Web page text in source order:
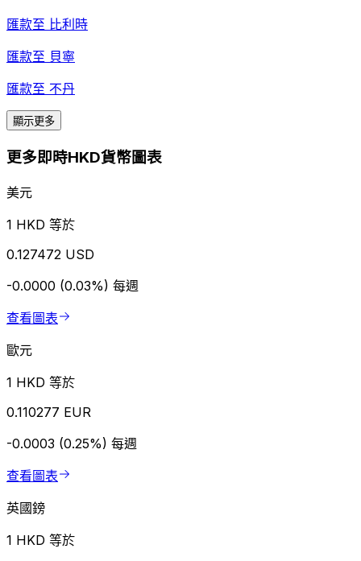
匯款至 比利時
匯款至 貝寧
匯款至 不丹
顯示更多
更多即時HKD貨幣圖表
美元
1 HKD 等於
0.127472 USD
-0.0000 (0.03%) 每週
查看圖表
歐元
1 HKD 等於
0.110277 EUR
-0.0003 (0.25%) 每週
查看圖表
英國鎊
1 HKD 等於